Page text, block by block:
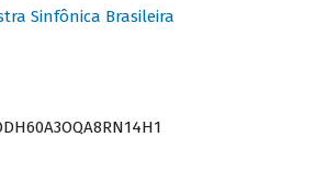
Sinfônica Brasileira